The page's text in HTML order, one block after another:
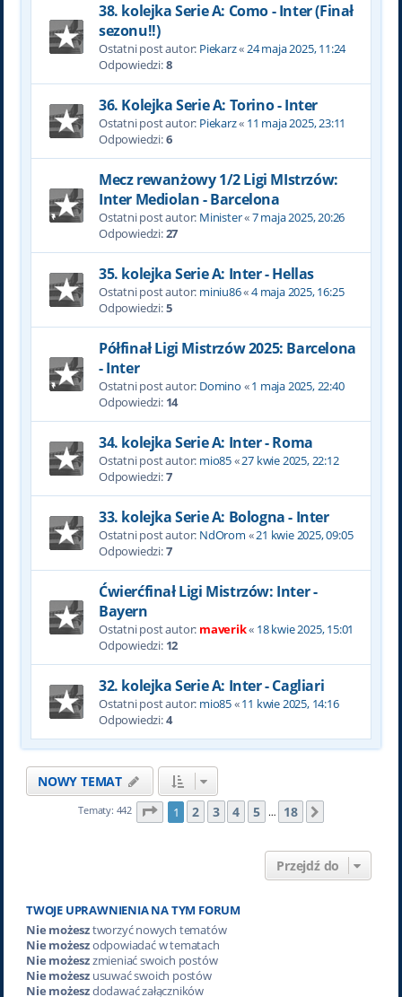
38. kolejka Serie A: Como - Inter (Finał
sezonu!!)
Ostatni post autor: Piekarz«24 maja 2025, 11:24
Odpowiedzi:8
36. Kolejka Serie A: Torino - Inter
Ostatni post autor: Piekarz« 11 maja 2025, 23:11
Odpowiedzi:6
Mecz rewanżowy 1/2 Ligi MIstrzów:
Inter Mediolan - Barcelona
Ostatni post autor: Minister«7 maja 2025, 20:26
Odpowiedzi:27
35. kolejka Serie A: Inter - Hellas
Ostatni post autor: miniu86«4 maja 2025, 16:25
Odpowiedzi:5
Półfinał Ligi Mistrzów 2025: Barcelona
- Inter
Ostatni post autor: Domino «1 maja 2025, 22:40
Odpowiedzi: 14
34. kolejka Serie A: Inter - Roma
Ostatni post autor: mio85«27 kwie 2025, 22:12
Odpowiedzi:7
33. kolejka Serie A: Bologna - Inter
Ostatni post autor: NdOrom «21 kwie 2025, 09:05
Odpowiedzi:7
Ćwierćfinał Ligi Mistrzów: Inter -
Bayern
Ostatni post autor: maverik« 18 kwie 2025, 15:01
Odpowiedzi: 12
32. kolejka Serie A: Inter - Cagliari
Ostatni post autor: mio85«11 kwie 2025, 14:16
Odpowiedzi:4
NOWY TEMAT
Tematy: 442 Strona z 18
1 2 3 4 5 … 18
Przejdź do
TWOJE UPRAWNIENIA NA TYM FORUM
Nie możesztworzyć nowych tematów
Nie możeszodpowiadać w tematach
Nie możeszzmieniać swoich postów
Nie możeszusuwać swoich postów
Nie możeszdodawać załączników